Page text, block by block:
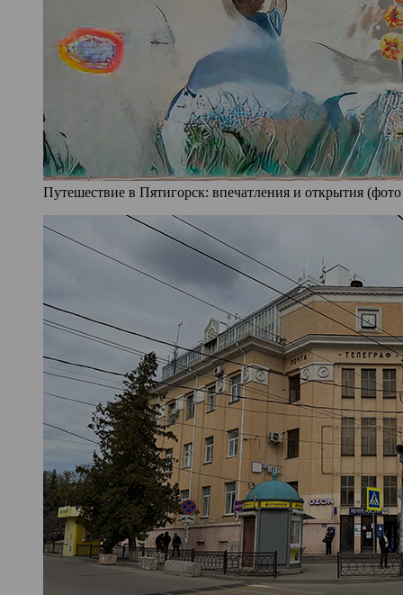
Путешествие в Пятигорск: впечатления и открытия